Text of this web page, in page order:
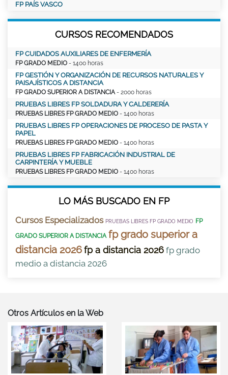
FP PAÍS VASCO
CURSOS RECOMENDADOS
FP CUIDADOS AUXILIARES DE ENFERMERÍA
FP GRADO MEDIO - 1400 horas
FP GESTIÓN Y ORGANIZACIÓN DE RECURSOS NATURALES Y
PAISAJÍSTICOS A DISTANCIA
FP GRADO SUPERIOR A DISTANCIA- 2000 horas
PRUEBAS LIBRES FP SOLDADURA Y CALDERERÍA
PRUEBAS LIBRES FP GRADO MEDIO - 1400 horas
PRUEBAS LIBRES FP OPERACIONES DE PROCESO DE PASTA Y
PAPEL
PRUEBAS LIBRES FP GRADO MEDIO - 1400 horas
PRUEBAS LIBRES FP FABRICACIÓN INDUSTRIAL DE
CARPINTERÍA Y MUEBLE
PRUEBAS LIBRES FP GRADO MEDIO - 1400 horas
LO MÁS BUSCADO EN FP
Cursos Especializados PRUEBAS LIBRES FP GRADO MEDIO FP
GRADO SUPERIOR A DISTANCIA fp grado superior a
distancia 2026fp a distancia 2026 fp grado
medio a distancia 2026
Otros Artículos en la Web